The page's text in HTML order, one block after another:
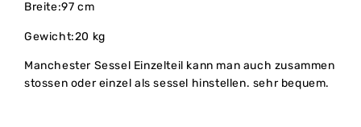
Breite:97 cm
Gewicht:20 kg
Manchester Sessel Einzelteil kann man auch zusammen
stossen oder einzel als sessel hinstellen. sehr bequem.